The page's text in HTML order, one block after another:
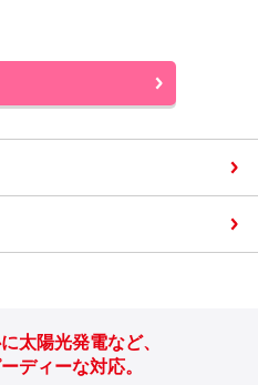
太陽光発電など、
ディーな対応。